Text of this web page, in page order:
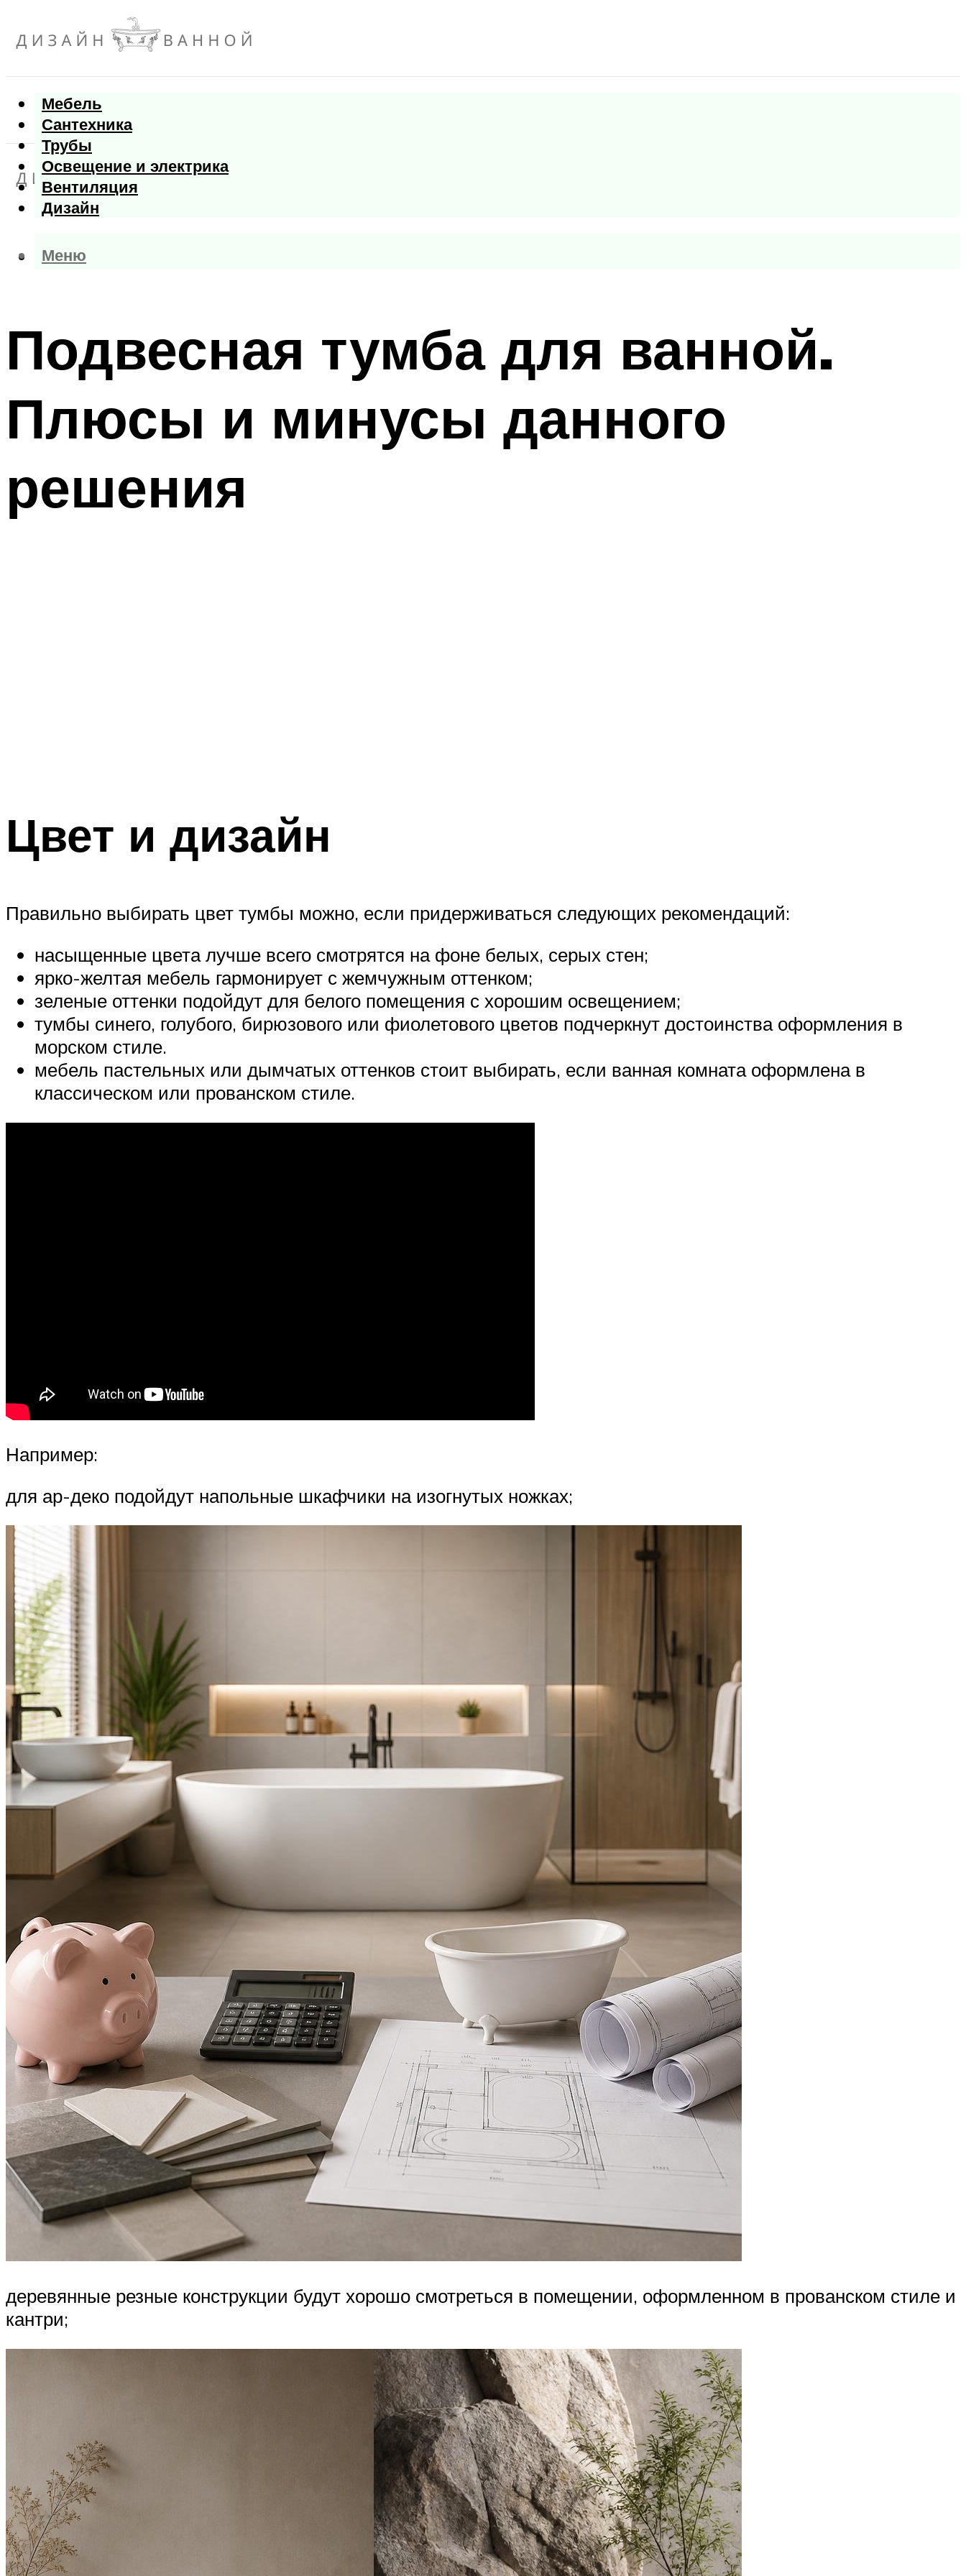
Мебель
Сантехника
Трубы
Освещение и электрика
Вентиляция
Дизайн
Меню
Меню
Подвесная тумба для ванной.
Плюсы и минусы данного
решения
Цвет и дизайн
Правильно выбирать цвет тумбы можно, если придерживаться следующих рекомендаций:
насыщенные цвета лучше всего смотрятся на фоне белых, серых стен;
ярко-желтая мебель гармонирует с жемчужным оттенком;
зеленые оттенки подойдут для белого помещения с хорошим освещением;
тумбы синего, голубого, бирюзового или фиолетового цветов подчеркнут достоинства оформления в
морском стиле.
мебель пастельных или дымчатых оттенков стоит выбирать, если ванная комната оформлена в
классическом или прованском стиле.
Например:
для ар-деко подойдут напольные шкафчики на изогнутых ножках;
деревянные резные конструкции будут хорошо смотреться в помещении, оформленном в прованском стиле и
кантри;